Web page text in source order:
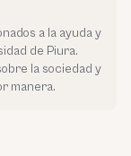
a la ayuda y
de Piura.
la sociedad y
manera.